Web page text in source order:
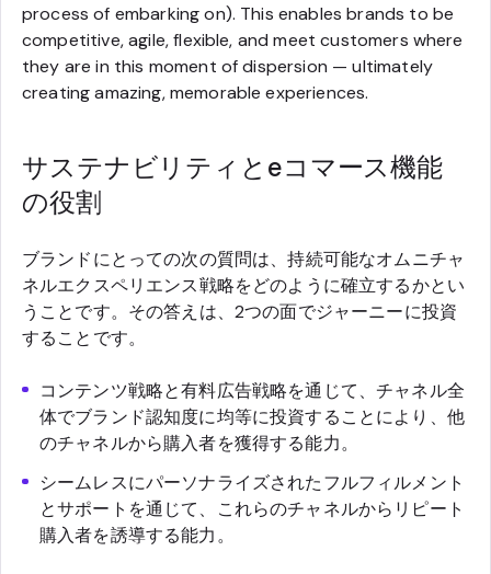
process of embarking on). This enables brands to be
competitive, agile, flexible, and meet customers where
they are in this moment of dispersion — ultimately
creating amazing, memorable experiences.
サステナビリティとeコマース機能
の役割
ブランドにとっての次の質問は、持続可能なオムニチャ
ネルエクスペリエンス戦略をどのように確立するかとい
うことです。その答えは、2つの面でジャーニーに投資
することです。
コンテンツ戦略と有料広告戦略を通じて、チャネル全
体でブランド認知度に均等に投資することにより、他
のチャネルから購入者を獲得する能力。
シームレスにパーソナライズされたフルフィルメント
とサポートを通じて、これらのチャネルからリピート
購入者を誘導する能力。